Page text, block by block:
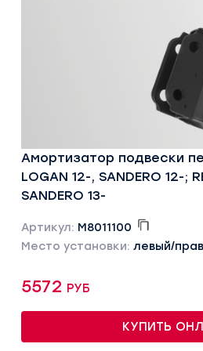
Амортизатор подвески
LOGAN 12-, SANDERO 12-;
SANDERO 13-
Артикул: M8011100
Место установки: левый/
5572 руб
КУПИТЬ